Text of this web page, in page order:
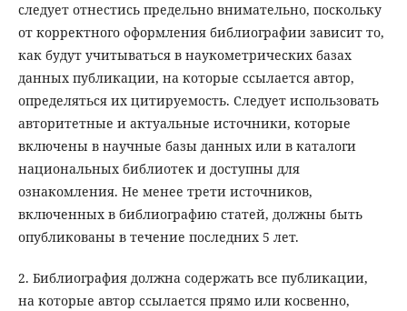
следует отнестись предельно внимательно, поскольку
от корректного оформления библиографии зависит то,
как будут учитываться в наукометрических базах
данных публикации, на которые ссылается автор,
определяться их цитируемость. Следует использовать
авторитетные и актуальные источники, которые
включены в научные базы данных или в каталоги
национальных библиотек и доступны для
ознакомления. Не менее трети источников,
включенных в библиографию статей, должны быть
опубликованы в течение последних 5 лет.
2. Библиография должна содержать все публикации,
на которые автор ссылается прямо или косвенно,